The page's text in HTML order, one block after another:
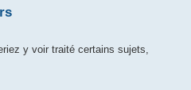
y voir traité certains sujets,